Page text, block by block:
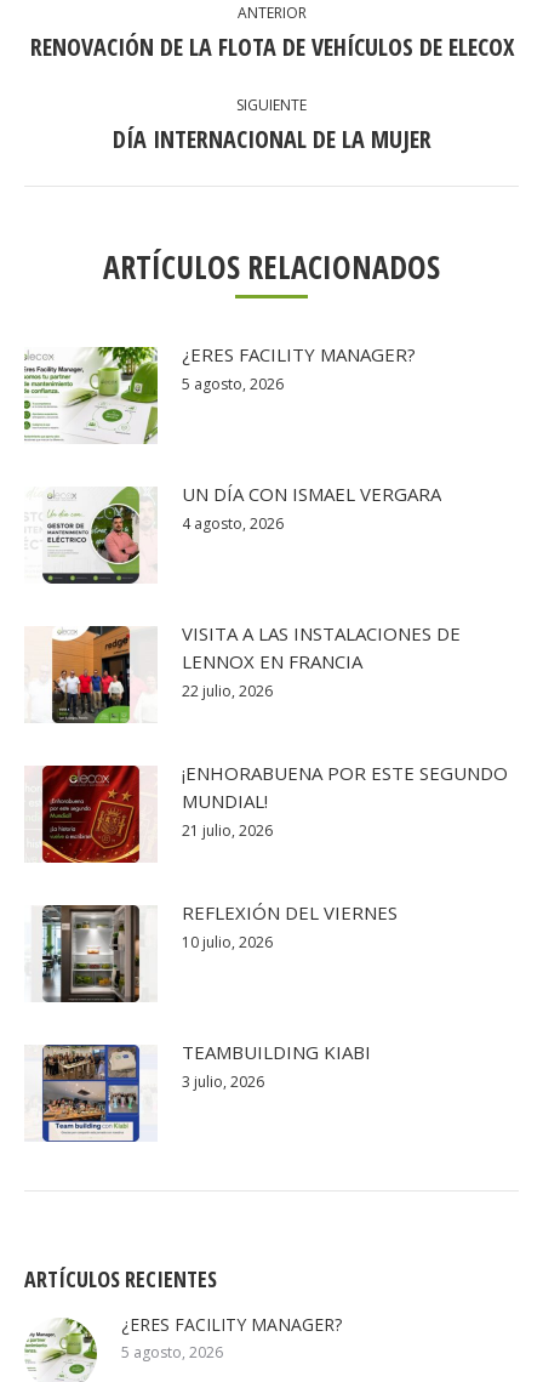
ENTRE
PUBLICACIONES
ANTERIOR
Publicación
RENOVACIÓN DE LA FLOTA DE VEHÍCULOS DE ELECOX
SIGUIENTE
Publicación
DÍA INTERNACIONAL DE LA MUJER
ARTÍCULOS RELACIONADOS
¿ERES FACILITY MANAGER?
5 agosto, 2026
UN DÍA CON ISMAEL VERGARA
4 agosto, 2026
VISITA A LAS INSTALACIONES DE
LENNOX EN FRANCIA
22 julio, 2026
¡ENHORABUENA POR ESTE SEGUNDO
MUNDIAL!
21 julio, 2026
REFLEXIÓN DEL VIERNES
10 julio, 2026
TEAMBUILDING KIABI
3 julio, 2026
ARTÍCULOS RECIENTES
¿ERES FACILITY MANAGER?
5 agosto, 2026